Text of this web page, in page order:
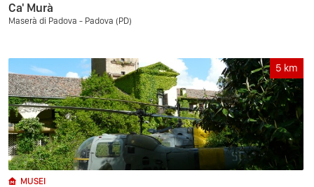
Ca' Murà
Maserà di Padova - Padova (PD)
5 km
MUSEI